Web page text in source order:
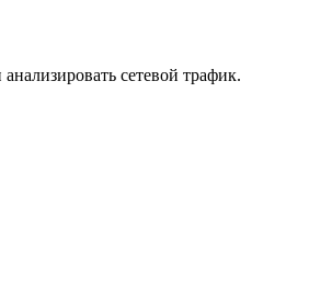
сетевой трафик.